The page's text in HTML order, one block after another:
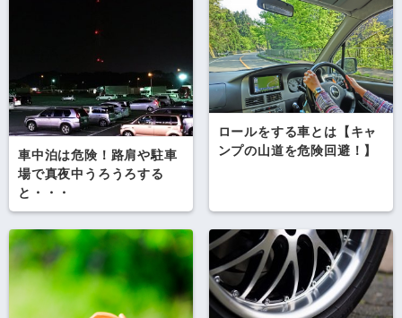
車中泊は危険！路肩や駐車
場で真夜中うろうろする
と・・・
ロールをする車とは【キャ
ンプの山道を危険回避！】